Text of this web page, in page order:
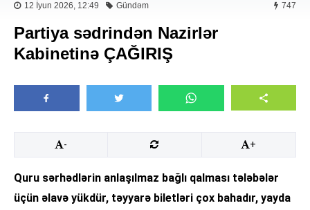
12 İyun 2026, 12:49 Gündəm 747
Partiya sədrindən Nazirlər
Kabinetinə ÇAĞIRIŞ
- +
Quru sərhədlərin anlaşılmaz bağlı qalması tələbələr
üçün əlavə yükdür, təyyarə biletləri çox bahadır, yayda